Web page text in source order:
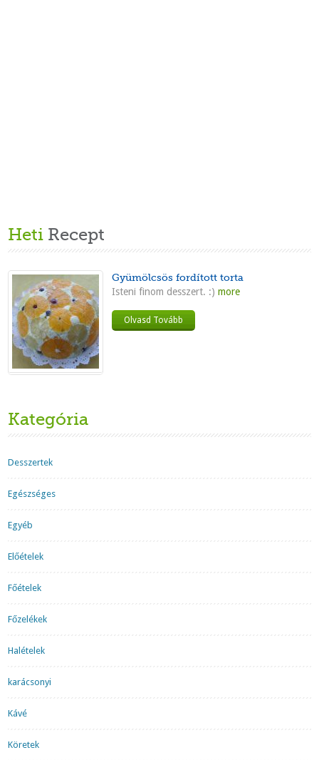
Heti Recept
Gyümölcsös fordított torta
Isteni finom desszert. :) more
Olvasd Tovább
Kategória
Desszertek
Egészséges
Egyéb
Előételek
Főételek
Főzelékek
Halételek
karácsonyi
Kávé
Köretek